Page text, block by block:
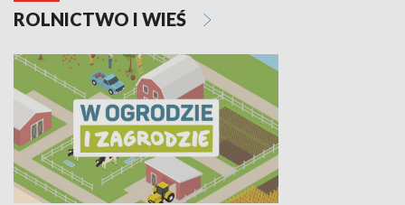
ROLNICTWO I WIEŚ